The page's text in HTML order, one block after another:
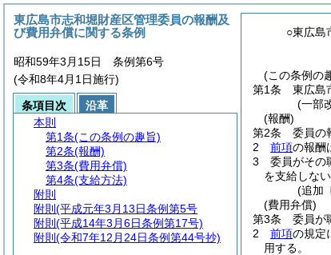
○東広島
(この条例の
第1条
東広島
(一部
(報酬)
第2条
委員の
2
前項の報酬
3
委員がその
を支給しない
(追加
(費用弁償)
第3条
委員が
2
前項の規定
用する。
東広島市志和堀財産区管理委員の報酬及
び費用弁償に関する条例
昭和59年3月15日 条例第6号
(令和8年4月1日施行)
条項目次
沿革
本則
第1条(この条例の趣旨)
第2条(報酬)
第3条(費用弁償)
第4条(支給方法)
附則
附則 (平成元年3月13日条例第5号
附則 (平成14年3月6日条例第17号)
附則 (令和7年12月24日条例第44号抄)